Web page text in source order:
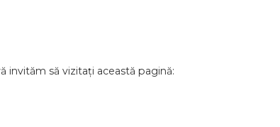
invităm să vizitați această pagină: